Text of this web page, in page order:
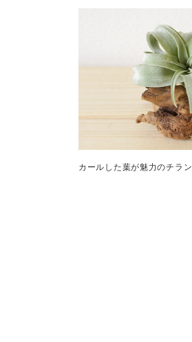
カールした葉が魅力のチラ